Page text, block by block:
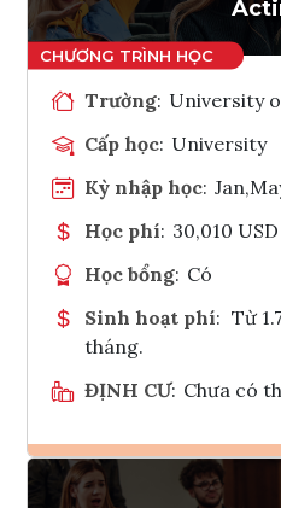
Trường: University
Cấp học: University
Kỳ nhập học:
Học phí: 30,010 USD
Học bổng: Có
Sinh hoạt phí: Từ
tháng.
ĐỊNH CƯ: Chưa có